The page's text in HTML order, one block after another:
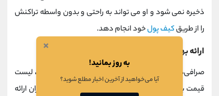
ذخیره نمی شود و او می تواند به راحتی و بدون واسطه تراکنش
را از طریقکیف پولخود انجام دهد.
ارائه بهترین قیمت
صرافی‌های غیرمتمرکز که نقدینگی را جمع‌آوری می‌کنند، لیست
قیمت بهتری را در مقایسه با واحدهای DEX به معامله‌گران ارائه
×
به روز بمانید!
آیا می‌خواهید از آخرین اخبار مطلع شوید؟